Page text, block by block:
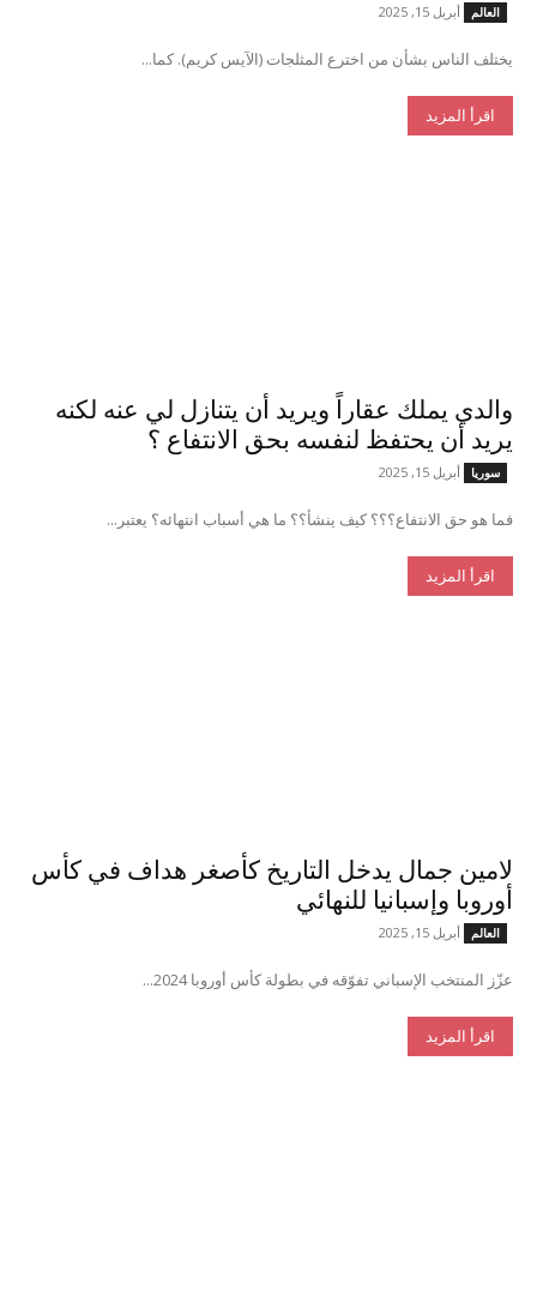
العالم أبريل 15, 2025
يختلف الناس بشأن من اخترع المثلجات (الآيس كريم). كما...
اقرأ المزيد
والدي يملك عقاراً ويريد أن يتنازل لي عنه لكنه
يريد أن يحتفظ لنفسه بحق الانتفاع ؟
سوريا أبريل 15, 2025
فما هو حق الانتفاع؟؟؟ كيف ينشأ؟؟ ما هي أسباب انتهائه؟ يعتبر...
اقرأ المزيد
لامين جمال يدخل التاريخ كأصغر هداف في كأس
أوروبا وإسبانيا للنهائي
العالم أبريل 15, 2025
عزّز المنتخب الإسباني تفوّقه في بطولة كأس أوروبا 2024...
اقرأ المزيد